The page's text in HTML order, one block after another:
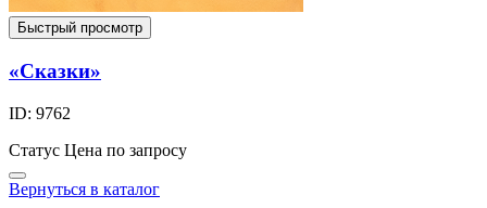
Быстрый просмотр
«Сказки»
ID: 9762
Статус Цена по запросу
Вернуться в каталог